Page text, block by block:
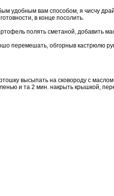
удобным вам способом, я чисчу
в конце посолить.
полять сметаной, добавить
перемешать, обгорныв кастрюлю
высыпать на сковороду с
и та 2 мин. накрыть крышкой,